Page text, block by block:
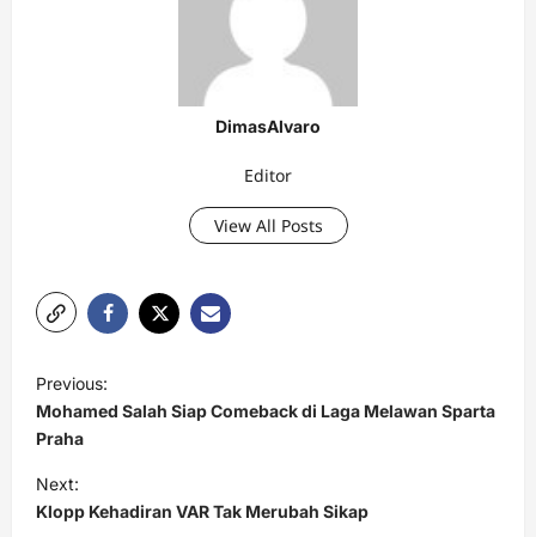
DimasAlvaro
Editor
View All Posts
o
s
t
n
Previous:
Mohamed Salah Siap Comeback di Laga Melawan Sparta
Praha
Next:
Klopp Kehadiran VAR Tak Merubah Sikap